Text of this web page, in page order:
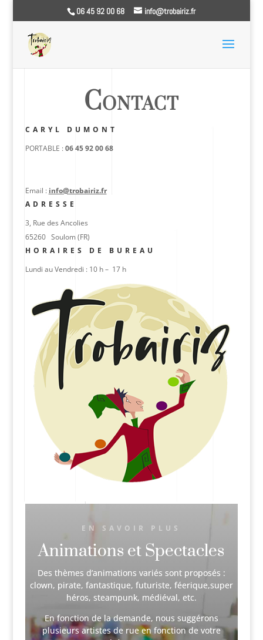
06 45 92 00 68 info@trobairiz.fr
Animations et Spectacles Sud Ouest – Trobairiz, trobairitz,
Contact
CARYL DUMONT
PORTABLE :06 45 92 00 68
Email : info@trobairiz.fr
ADRESSE
3, Rue des Ancolies
65260 Soulom (FR)
HORAIRES DE BUREAU
Lundi au Vendredi : 10 h – 17 h
EN SAVOIR PLUS
Animations et Spectacles
Des thèmes d’animations variés sont proposés :
clown, pirate, fantastique, futuriste, féerique,super
héros, steampunk, médiéval, etc.
En fonction de la demande, nous suggérons
plusieurs artistes de rue en fonction de votre